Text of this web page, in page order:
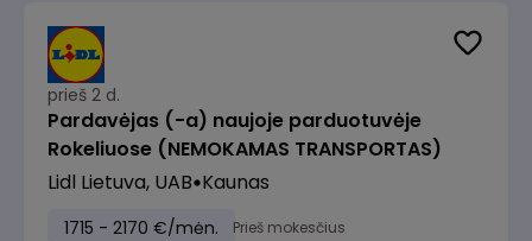
prieš 2 d.
Pardavėjas (-a) naujoje parduotuvėje
Rokeliuose (NEMOKAMAS TRANSPORTAS)
Lidl Lietuva, UAB Kaunas
1715 - 2170 €/mėn. Prieš mokesčius